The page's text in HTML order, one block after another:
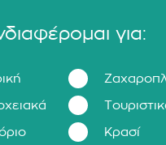
για:
Κρασί